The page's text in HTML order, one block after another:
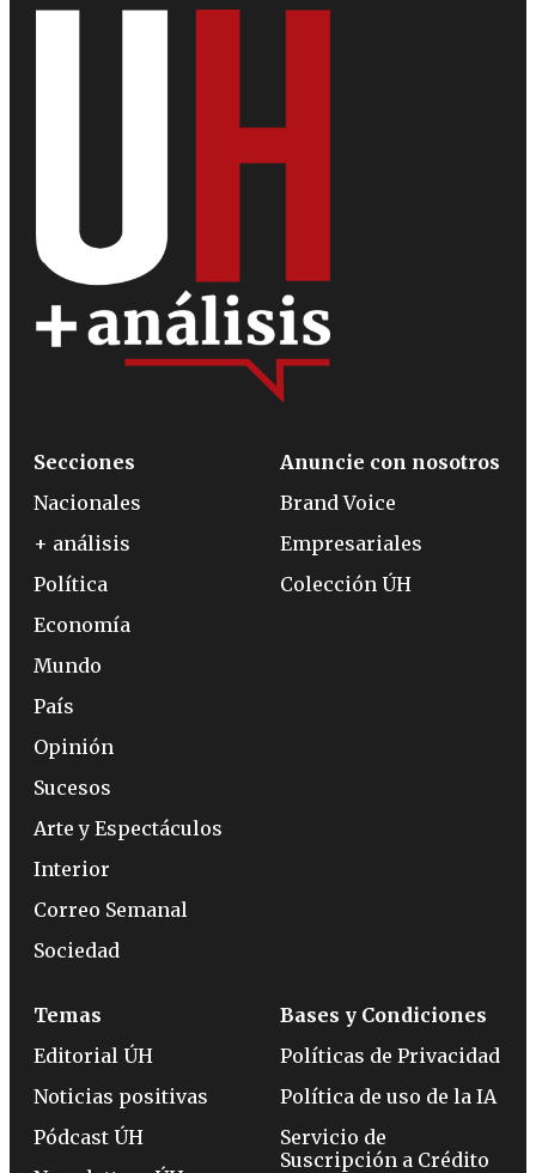
Secciones
Nacionales
+ análisis
Política
Economía
Mundo
País
Opinión
Sucesos
Arte y Espectáculos
Interior
Correo Semanal
Sociedad
Anuncie con nosotros
Brand Voice
Empresariales
Colección ÚH
Temas
Editorial ÚH
Noticias positivas
Pódcast ÚH
Bases y Condiciones
Políticas de Privacidad
Política de uso de la IA
Servicio de
Suscripción a Crédito